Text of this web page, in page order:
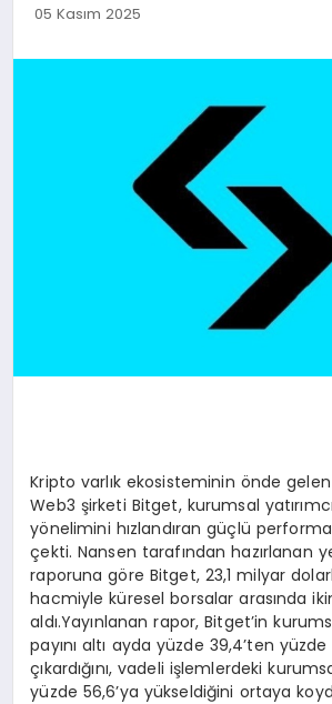
GENEL
05 Kasım 2025
Kripto varlık ekosisteminin önde
Web3 şirketi Bitget, kurumsal
yönelimini hızlandıran güçlü
çekti. Nansen tarafından hazırlanan
raporuna göre Bitget, 23,1 milyar
hacmiyle küresel borsalar arasında
aldı.Yayınlanan rapor, Bitget’in
payını altı ayda yüzde 39,4’ten yüzde
çıkardığını, vadeli işlemlerdeki
yüzde 56,6’ya yükseldiğini ortaya